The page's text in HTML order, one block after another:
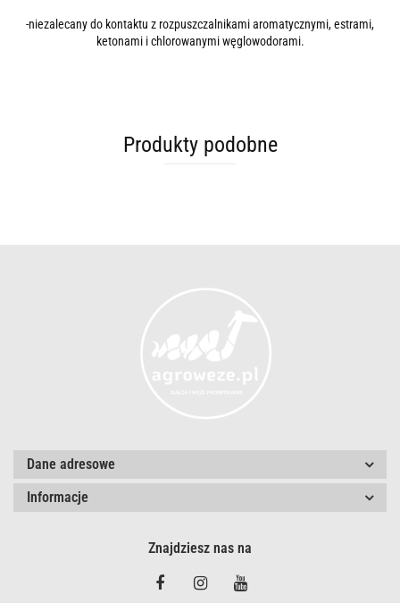
-niezalecany do kontaktu z rozpuszczalnikami aromatycznymi, estrami,
ketonami i chlorowanymi węglowodorami.
Produkty podobne
Dane adresowe
Informacje
Znajdziesz nas na